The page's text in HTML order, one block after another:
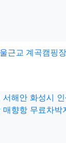
근교 계곡캠핑장 포천